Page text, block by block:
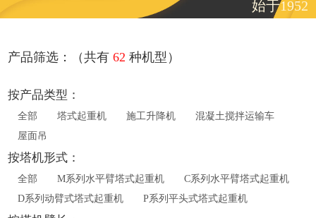
始于1952
产品筛选：（共有62 种机型）
按产品类型：
全部 塔式起重机 施工升降机
混凝土搅拌运输车
屋面吊
按塔机形式：
全部 M系列水平臂塔式起重机
C系列水平臂塔式起重机
D系列动臂式塔式起重机
P系列平头式塔式起重机